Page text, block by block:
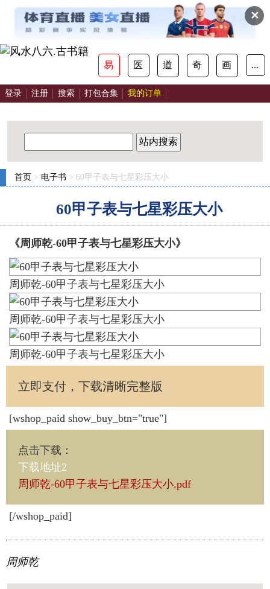
✕
易 医 道 奇 画 ...
登录 注册 搜索 打包合集 我的订单
站内搜索
首页 > 电子书 > 60甲子表与七星彩压大小
60甲子表与七星彩压大小
《周师乾-60甲子表与七星彩压大小》
周师乾-60甲子表与七星彩压大小
周师乾-60甲子表与七星彩压大小
周师乾-60甲子表与七星彩压大小
立即支付，下载清晰完整版
[wshop_paid show_buy_btn="true"]
点击下载 ：
下载地址2
周师乾-60甲子表与七星彩压大小.pdf
[/wshop_paid]
周师乾